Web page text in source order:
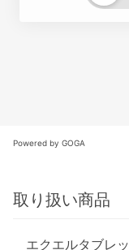
Powered by GOGA
取り扱い商品
エクエルタブレ